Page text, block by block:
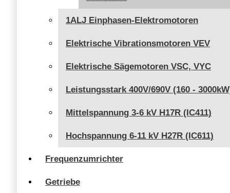
1ALJ Einphasen-Elektromotoren
Elektrische Vibrationsmotoren VEV
Elektrische Sägemotoren VSC, VYC
Leistungsstark 400V/690V (160 -
Mittelspannung 3-6 kV H17R (IC411)
Hochspannung 6-11 kV H27R (IC611)
Frequenzumrichter
Getriebe